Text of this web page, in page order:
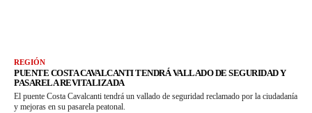
REGIÓN
PUENTE COSTA CAVALCANTI TENDRÁ VALLADO DE SEGURIDAD Y
PASARELA REVITALIZADA
El puente Costa Cavalcanti tendrá un vallado de seguridad reclamado por la ciudadanía
y mejoras en su pasarela peatonal.